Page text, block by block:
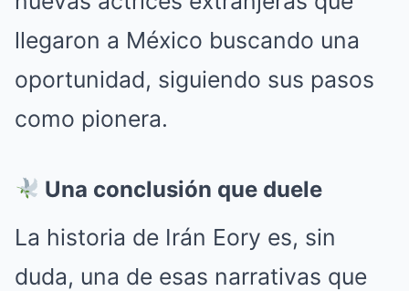
llegaron a México buscando una
oportunidad, siguiendo sus pasos
como pionera.
Una conclusión que duele
La historia de Irán Eory es, sin
duda, una de esas narrativas que